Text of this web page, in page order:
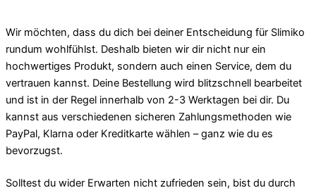
Wir möchten, dass du dich bei deiner Entscheidung für Slimiko
rundum wohlfühlst. Deshalb bieten wir dir nicht nur ein
hochwertiges Produkt, sondern auch einen Service, dem du
vertrauen kannst. Deine Bestellung wird blitzschnell bearbeitet
und ist in der Regel innerhalb von 2-3 Werktagen bei dir. Du
kannst aus verschiedenen sicheren Zahlungsmethoden wie
PayPal, Klarna oder Kreditkarte wählen – ganz wie du es
bevorzugst.
Solltest du wider Erwarten nicht zufrieden sein, bist du durch